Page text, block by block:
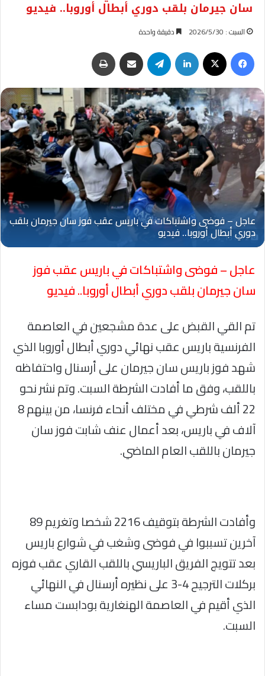
سان جيرمان بلقب دوري أبطال أوروبا.. فيديو
السبت : 2026/5/30 دقيقة واحدة
فيسبوك لينكدإن تيلقرام مشاركة عبر البريد
Oplus_131072
عاجل – فوضى واشتباكات في باريس عقب فوز
سان جيرمان بلقب دوري أبطال أوروبا.. فيديو
تم القي القبض على عدة مشجعين في العاصمة
الفرنسية باريس عقب نهائي دوري أبطال أوروبا الذي
شهد فوز باريس سان جيرمان على أرسنال واحتفاظه
باللقب، وفق ما أفادت الشرطة السبت. وتم نشر نحو
22 ألف شرطي في مختلف أنحاء فرنسا، من بينهم 8
آلاف في باريس، بعد أعمال عنف شابت فوز سان
جيرمان باللقب العام الماضي.
وأفادت الشرطة بتوقيف 2216 شخصا وتغريم 89
آخرين تسببوا في فوضى وشغب في شوارع باريس
بعد تتويج الفريق الباريسي باللقب القاري عقب فوزه
بركلات الترجيح 4-3 على نظيره أرسنال في النهائي
الذي أقيم في العاصمة الهنغارية بودابست مساء
السبت.